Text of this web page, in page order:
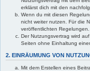
erklärst dich mit den
Wenn du mit diesen
nicht weiter nutzen. Für die
veröffentlichten Regelungen.
Der Nutzungsvertrag wird
Seiten ohne Einhaltung
2. EINRÄUMUNG VON
Mit dem Erstellen eines